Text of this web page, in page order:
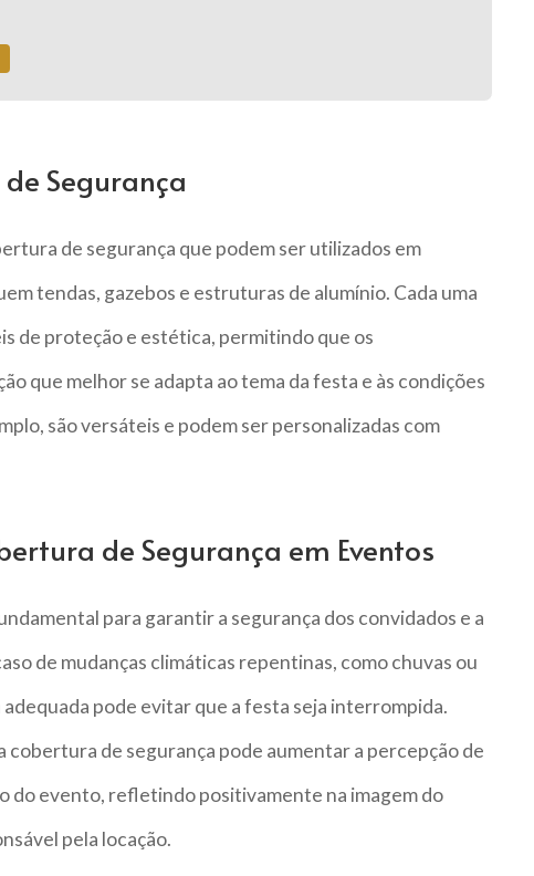
Segurança
de segurança que podem ser utilizados em
tendas, gazebos e estruturas de alumínio. Cada uma
de proteção e estética, permitindo que os
que melhor se adapta ao tema da festa e às condições
são versáteis e podem ser personalizadas com
de Segurança em Eventos
para garantir a segurança dos convidados e a
de mudanças climáticas repentinas, como chuvas ou
pode evitar que a festa seja interrompida.
cobertura de segurança pode aumentar a percepção de
do evento, refletindo positivamente na imagem do
pela locação.